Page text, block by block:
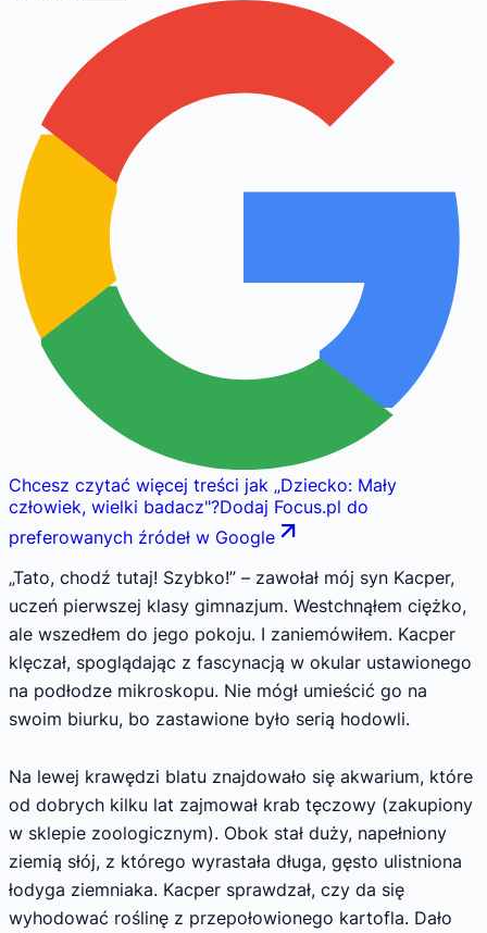
Chcesz czytać więcej treści jak „Dziecko: Mały
człowiek, wielki badacz"?Dodaj Focus.pl do
preferowanych źródeł w Google
„Tato, chodź tutaj! Szybko!” – zawołał mój syn Kacper,
uczeń pierwszej klasy gimnazjum. Westchnąłem ciężko,
ale wszedłem do jego pokoju. I zaniemówiłem. Kacper
klęczał, spoglądając z fascynacją w okular ustawionego
na podłodze mikroskopu. Nie mógł umieścić go na
swoim biurku, bo zastawione było serią hodowli.
Na lewej krawędzi blatu znajdowało się akwarium, które
od dobrych kilku lat zajmował krab tęczowy (zakupiony
w sklepie zoologicznym). Obok stał duży, napełniony
ziemią słój, z którego wyrastała długa, gęsto ulistniona
łodyga ziemniaka. Kacper sprawdzał, czy da się
wyhodować roślinę z przepołowionego kartofla. Dało